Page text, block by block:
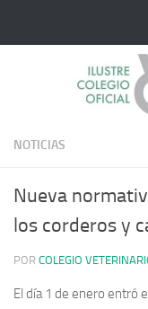
NOTICIAS
Nueva
los corderos y
POR COLEGIO
El día 1 de enero entró